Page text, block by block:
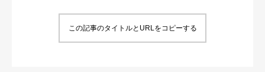
この記事のタイトルとURLをコピーする